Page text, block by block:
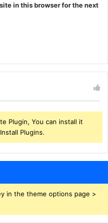
in this browser for the next
Plugin, You can install it
Plugins.
in the theme options page >